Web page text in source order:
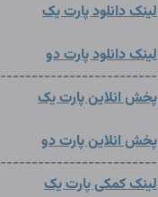
لینک دانلود پارت یک
لینک دانلود پارت دو
-------------------------
پخش انلاین پارت یک
پخش انلاین پارت دو
-------------------------
لینک کمکی پارت یک